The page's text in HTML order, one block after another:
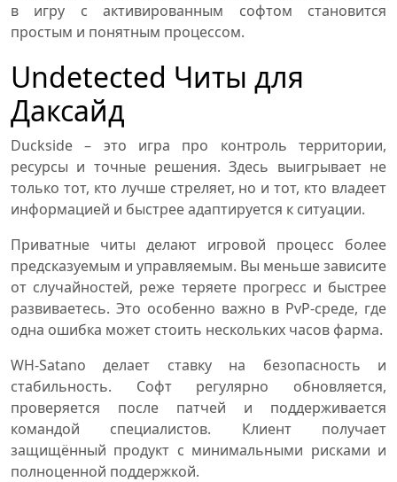
в игру с активированным софтом становится
простым и понятным процессом.
Undetected Читы для
Даксайд
Duckside – это игра про контроль территории,
ресурсы и точные решения. Здесь выигрывает не
только тот, кто лучше стреляет, но и тот, кто владеет
информацией и быстрее адаптируется к ситуации.
Приватные читы делают игровой процесс более
предсказуемым и управляемым. Вы меньше зависите
от случайностей, реже теряете прогресс и быстрее
развиваетесь. Это особенно важно в PvP-среде, где
одна ошибка может стоить нескольких часов фарма.
WH-Satano делает ставку на безопасность и
стабильность. Софт регулярно обновляется,
проверяется после патчей и поддерживается
командой специалистов. Клиент получает
защищённый продукт с минимальными рисками и
полноценной поддержкой.